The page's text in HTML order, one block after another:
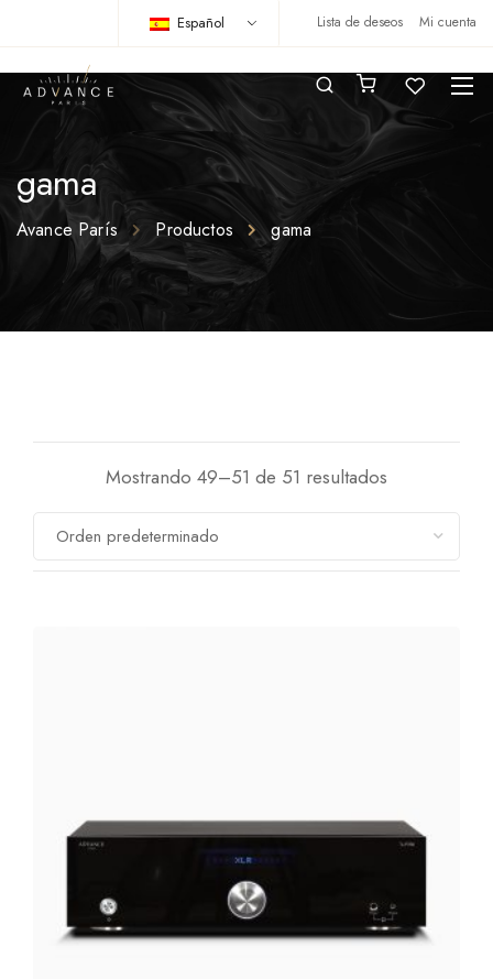
Lista de deseos Mi cuenta
Español
gama
Avance París Productos gama
Mostrando 49–51 de 51 resultados